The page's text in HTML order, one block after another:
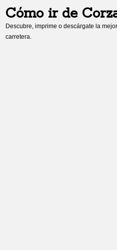
Cómo ir de
Descubre, imprime o descárgate la
carretera.